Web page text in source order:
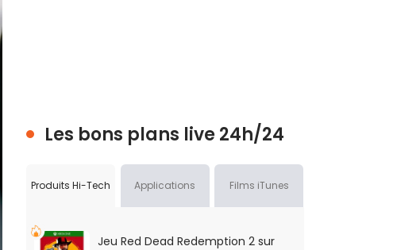
Les bons plans live 24h/24
Produits Hi-Tech Applications Films iTunes
Jeu Red Dead Redemption 2 sur